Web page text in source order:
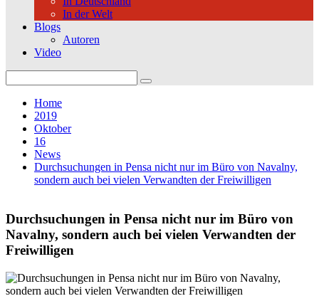
In der Welt
Blogs
Autoren
Video
for:
Home
2019
Oktober
16
News
Durchsuchungen in Pensa nicht nur im Büro von Navalny,
sondern auch bei vielen Verwandten der Freiwilligen
Durchsuchungen in Pensa nicht nur im Büro von
Navalny, sondern auch bei vielen Verwandten der
Freiwilligen